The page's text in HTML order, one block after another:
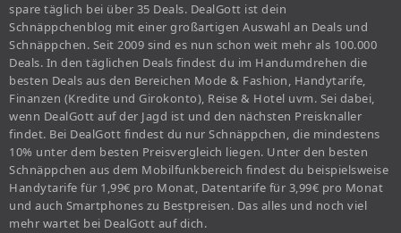
spare täglich bei über 35 Deals. DealGott ist dein
Schnäppchenblog mit einer großartigen Auswahl an Deals und
Schnäppchen. Seit 2009 sind es nun schon weit mehr als 100.000
Deals. In den täglichen Deals findest du im Handumdrehen die
besten Deals aus den Bereichen Mode & Fashion, Handytarife,
Finanzen (Kredite und Girokonto), Reise & Hotel uvm. Sei dabei,
wenn DealGott auf der Jagd ist und den nächsten Preisknaller
findet. Bei DealGott findest du nur Schnäppchen, die mindestens
10% unter dem besten Preisvergleich liegen. Unter den besten
Schnäppchen aus dem Mobilfunkbereich findest du beispielsweise
Handytarife für 1,99€ pro Monat, Datentarife für 3,99€ pro Monat
und auch Smartphones zu Bestpreisen. Das alles und noch viel
mehr wartet bei DealGott auf dich.